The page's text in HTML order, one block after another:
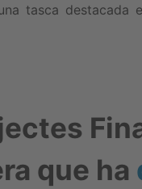
tasca destacada
que ha